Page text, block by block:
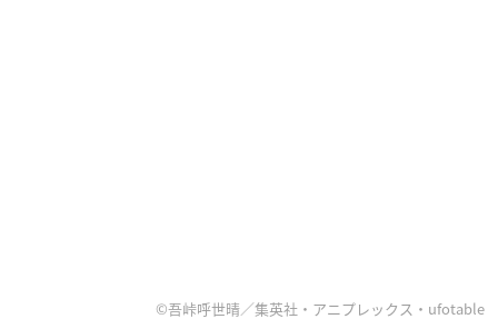
©吾峠呼世晴／集英社・アニプレックス・ufotable